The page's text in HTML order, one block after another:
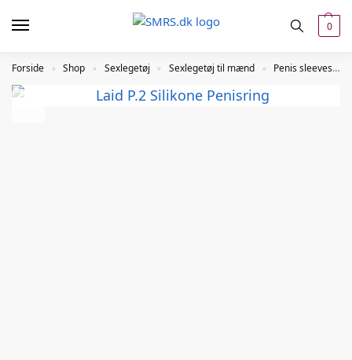
0
Forside » Shop » Sexlegetøj » Sexlegetøj til mænd » Penis sleeves